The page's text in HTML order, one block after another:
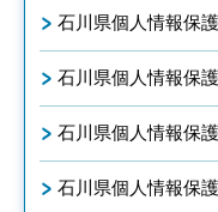
石川県個人情報保
石川県個人情報保
石川県個人情報保
石川県個人情報保